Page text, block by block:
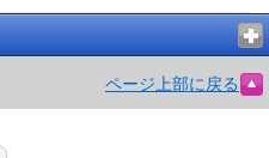
ページ上部に戻る